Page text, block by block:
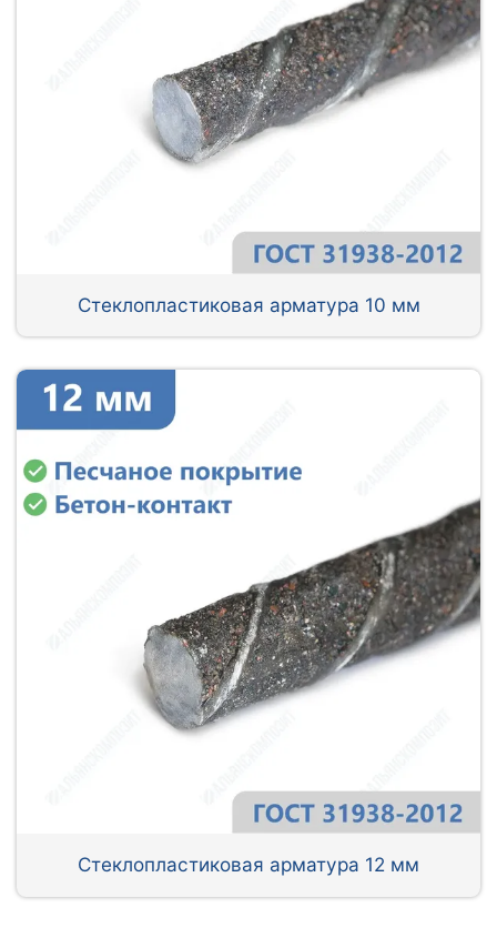
Стеклопластиковая арматура 10 мм
Стеклопластиковая арматура 12 мм